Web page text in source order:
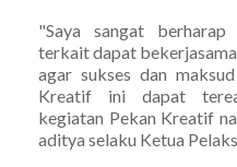
"Saya sangat berharap
terkait dapat
agar sukses dan
Kreatif ini dapat
kegiatan Pekan Kreatif
aditya selaku Ketua